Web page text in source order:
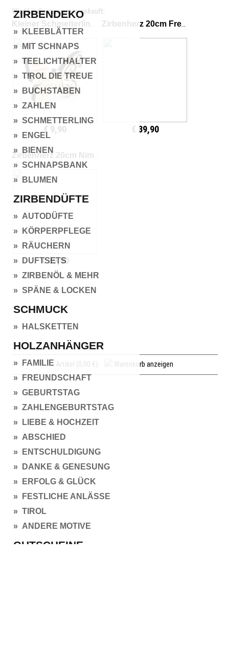
ZIRBENDEKO
» KLEEBLÄTTER
» MIT SCHNAPS
» TEELICHTHALTER
» TIROL DIE TREUE
» BUCHSTABEN
» ZAHLEN
» SCHMETTERLING
» ENGEL
» BIENEN
» SCHNAPSBANK
» BLUMEN
ZIRBENDÜFTE
» AUTODÜFTE
» KÖRPERPFLEGE
» RÄUCHERN
» DUFTSETS
» ZIRBENÖL & MEHR
» SPÄNE & LOCKEN
SCHMUCK
» HALSKETTEN
HOLZANHÄNGER
» FAMILIE
» FREUNDSCHAFT
» GEBURTSTAG
» ZAHLENGEBURTSTAG
» LIEBE & HOCHZEIT
» ABSCHIED
» ENTSCHULDIGUNG
» DANKE & GENESUNG
» ERFOLG & GLÜCK
» FESTLICHE ANLÄSSE
» TIROL
» ANDERE MOTIVE
GUTSCHEINE
Wird häufig zusammen gekauft:
€ 9,90
Zirbenherz 20cm Freunde braucht man nicht suchen
€ 39,90
€ 39,90
Artikel (0,00 €) Warenkorb anzeigen